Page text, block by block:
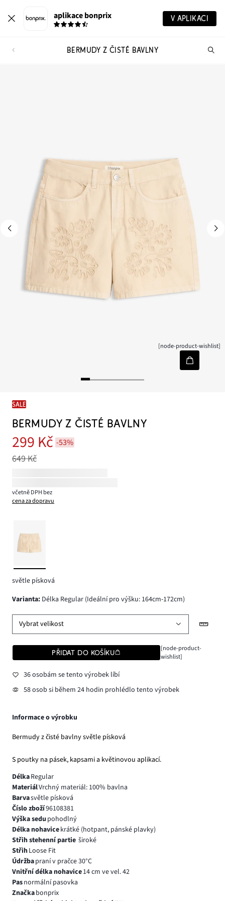
aplikace bonprix V APLIKACI
BERMUDY Z ČISTÉ BAVLNY
[node-product-wishlist]
SALE
BERMUDY Z ČISTÉ BAVLNY
299 Kč -53%
649 Kč
včetně DPH bez
cena za dopravu
světle písková
varianta: Délka Regular (Ideální pro výšku: 164cm-172cm)
Vybrat velikost
PŘIDAT DO KOŠÍKU
[node-product-
wishlist]
36 osobám se tento výrobek líbí
58 osob si během 24 hodin prohlédlo tento výrobek
Informace o výrobku
Bermudy z čisté bavlny světle písková
S poutky na pásek, kapsami a květinovou aplikací.
DélkaRegular
MateriálVrchný materiál: 100% bavlna
Barvasvětle písková
Číslo zboží96108381
Výška sedu pohodlný
Délka nohavicekrátké (hotpant, pánské plavky)
Střih stehenní partie široké
StřihLoose Fit
Údržbapraní v pračce 30°C
Vnitřní délka nohavice14 cm ve vel. 42
Pasnormální pasovka
Značkabonprix